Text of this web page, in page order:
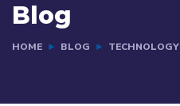
Blog
HOME BLOG TECHNOLOGY